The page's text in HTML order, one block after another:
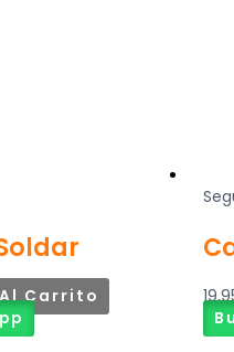
Carrito